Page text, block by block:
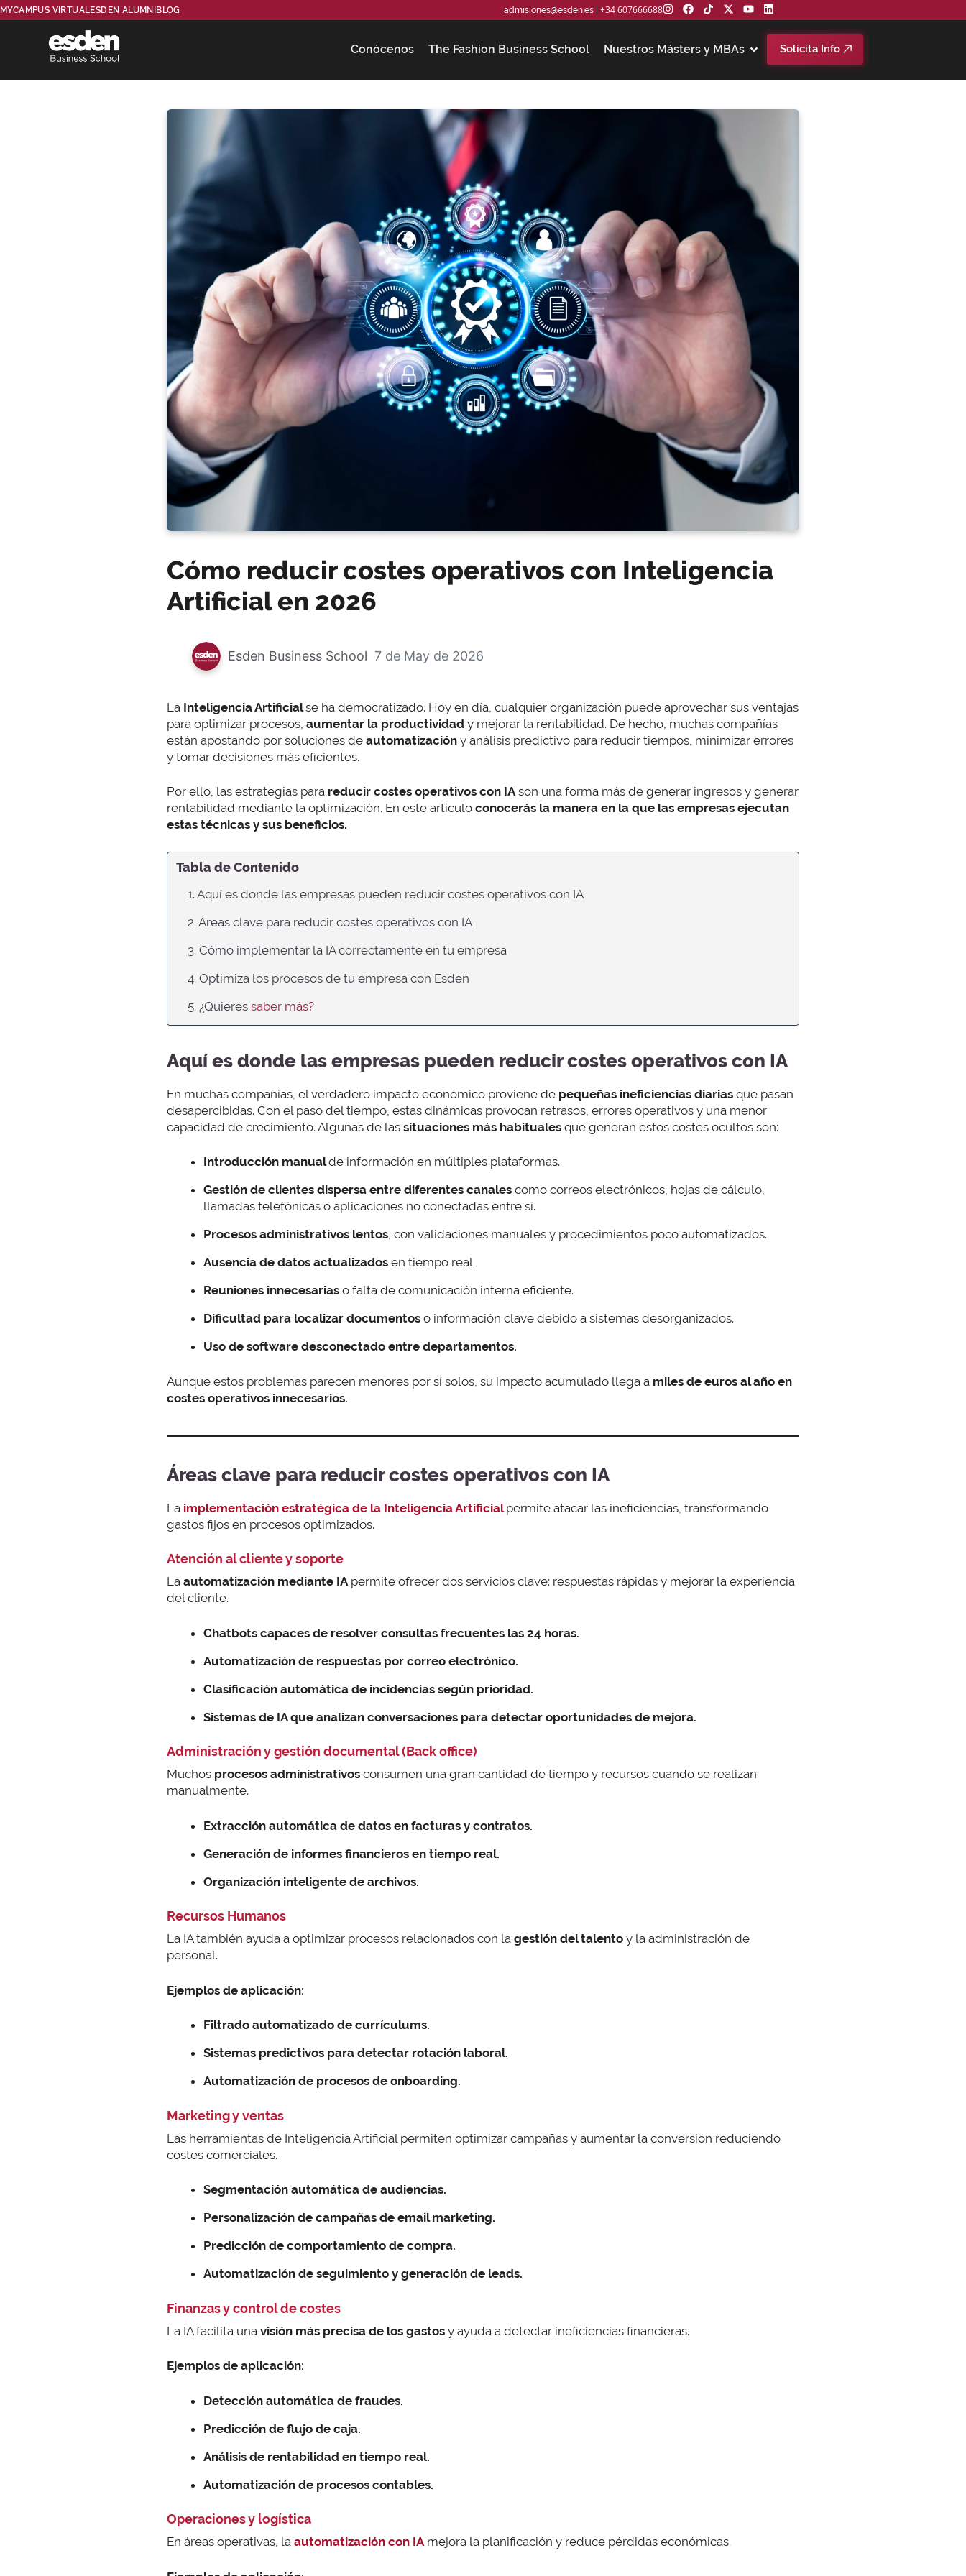
MYCAMPUS VIRTUALESDEN ALUMNI BLOG admisiones@esden.es| +34 607666688
Conócenos The Fashion Business School Nuestros Másters y MBAs Solicita Info
Cómo reducir costes operativos con Inteligencia
Artificial en 2026
Esden Business School 7 de May de 2026
La Inteligencia Artificialse ha democratizado. Hoy en día, cualquier organización puede aprovechar sus ventajas
para optimizar procesos, aumentar la productividad y mejorar la rentabilidad. De hecho, muchas compañías
están apostando por soluciones de automatización y análisis predictivo para reducir tiempos, minimizar errores
y tomar decisiones más eficientes.
Por ello, las estrategias para reducir costes operativos con IAson una forma más de generar ingresos y generar
rentabilidad mediante la optimización. En este artículo conocerás la manera en la que las empresas ejecutan
estas técnicas y sus beneficios.
Tabla de Contenido
1. Aquí es donde las empresas pueden reducir costes operativos con IA
2. Áreas clave para reducir costes operativos con IA
3. Cómo implementar la IA correctamente en tu empresa
4. Optimiza los procesos de tu empresa con Esden
5. ¿Quieres saber más?
Aquí es donde las empresas pueden reducir costes operativos con IA
En muchas compañías, el verdadero impacto económico proviene de pequeñas ineficiencias diarias que pasan
desapercibidas. Con el paso del tiempo, estas dinámicas provocan retrasos, errores operativos y una menor
capacidad de crecimiento. Algunas de las situaciones más habituales que generan estos costes ocultos son:
Introducción manualde información en múltiples plataformas.
Gestión de clientes dispersa entre diferentes canales como correos electrónicos, hojas de cálculo,
llamadas telefónicas o aplicaciones no conectadas entre sí.
Procesos administrativos lentos, con validaciones manuales y procedimientos poco automatizados.
Ausencia de datos actualizados en tiempo real.
Reuniones innecesarias o falta de comunicación interna eficiente.
Dificultad para localizar documentos o información clave debido a sistemas desorganizados.
Uso de software desconectado entre departamentos.
Aunque estos problemas parecen menores por sí solos, su impacto acumulado llega a miles de euros al año en
costes operativos innecesarios.
Áreas clave para reducir costes operativos con IA
La implementación estratégica de la Inteligencia Artificial permite atacar las ineficiencias, transformando
gastos fijos en procesos optimizados.
Atención al cliente y soporte
La automatización mediante IApermite ofrecer dos servicios clave: respuestas rápidas y mejorar la experiencia
del cliente.
Chatbots capaces de resolver consultas frecuentes las 24 horas.
Automatización de respuestas por correo electrónico.
Clasificación automática de incidencias según prioridad.
Sistemas de IA que analizan conversaciones para detectar oportunidades de mejora.
Administración y gestión documental (Back office)
Muchos procesos administrativos consumen una gran cantidad de tiempo y recursos cuando se realizan
manualmente.
Extracción automática de datos en facturas y contratos.
Generación de informes financieros en tiempo real.
Organización inteligente de archivos.
Recursos Humanos
La IA también ayuda a optimizar procesos relacionados con la gestión del talento y la administración de
personal.
Ejemplos de aplicación:
Filtrado automatizado de currículums.
Sistemas predictivos para detectar rotación laboral.
Automatización de procesos de onboarding.
Marketing y ventas
Las herramientas de Inteligencia Artificial permiten optimizar campañas y aumentar la conversión reduciendo
costes comerciales.
Segmentación automática de audiencias.
Personalización de campañas de email marketing.
Predicción de comportamiento de compra.
Automatización de seguimiento y generación de leads.
Finanzas y control de costes
La IA facilita una visión más precisa de los gastos y ayuda a detectar ineficiencias financieras.
Ejemplos de aplicación:
Detección automática de fraudes.
Predicción de flujo de caja.
Análisis de rentabilidad en tiempo real.
Automatización de procesos contables.
Operaciones y logística
En áreas operativas, la automatización con IA mejora la planificación y reduce pérdidas económicas.